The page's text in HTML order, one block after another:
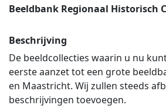
Beeldbank Regionaal Historisch
Beschrijving
De beeldcollecties waarin u nu
eerste aanzet tot een grote
en Maastricht. Wij zullen steeds
beschrijvingen toevoegen.